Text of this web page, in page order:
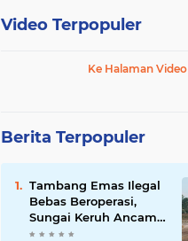
Video Terpopuler
Ke Halaman Video
Berita Terpopuler
Tambang Emas Ilegal
Bebas Beroperasi,
Sungai Keruh Ancam
Sawah dan Air Bersih